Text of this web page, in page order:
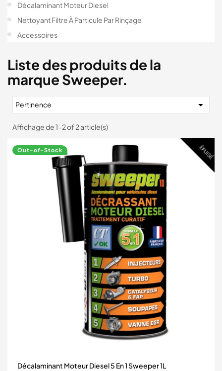
Décalaminant Moteur Diesel
Nettoyant Filtre À Particule Par Rinçage
Accessoires
Liste des produits de la
marque Sweeper.
Pertinence 
Affichage de 1-2 of 2 article(s)
Out-of-Stock ÉPUISÉ
Décalaminant Moteur Diesel 5 En 1 Sweeper 1L